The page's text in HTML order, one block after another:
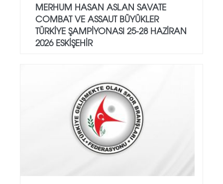
MERHUM HASAN ASLAN SAVATE
COMBAT VE ASSAUT BÜYÜKLER
TÜRKİYE ŞAMPİYONASI 25-28 HAZİRAN
2026 ESKİŞEHİR